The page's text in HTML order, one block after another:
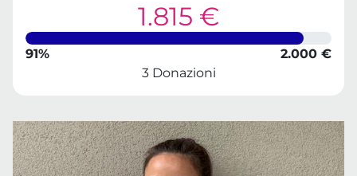
1.815 €
91%
2.000 €
3 Donazioni